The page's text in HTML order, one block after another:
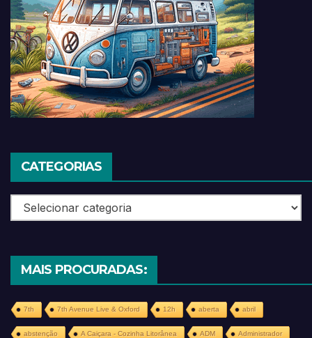
CATEGORIAS
Categorias
MAIS PROCURADAS:
7th 7th Avenue Live & Oxford 12h aberta abril
abstenção A Caiçara - Cozinha Litorânea ADM Administrador